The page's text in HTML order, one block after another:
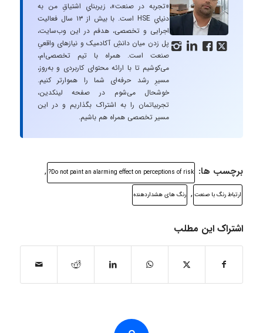
   
«تجربه در صنعت»، زیربنایِ اشتیاقِ من به
دنیایِ HSE است. با بیش از ۱۳ سال فعالیت
اجرایی و تخصصی، هدفم در این وب‌سایت،
پل زدن میان دانشِ آکادمیک و نیازهای واقعیِ
صنعت است. همراه با تیم تخصصی‌ام،
می‌کوشیم تا با ارائه محتوای کاربردی و به‌روز،
مسیرِ رشد حرفه‌ای شما را هموارتر کنیم.
خوشحال می‌شوم در صفحه لینکدین،
تجربیاتمان را به اشتراک بگذاریم و در این
مسیر تخصصی همراه هم باشیم.
برچسب ها: Do not paint an alarming effect on perceptions of risk?
,
ارتباط رنگ با صنعت , رنگ های هشداردهنده
اشتراک این مطلب